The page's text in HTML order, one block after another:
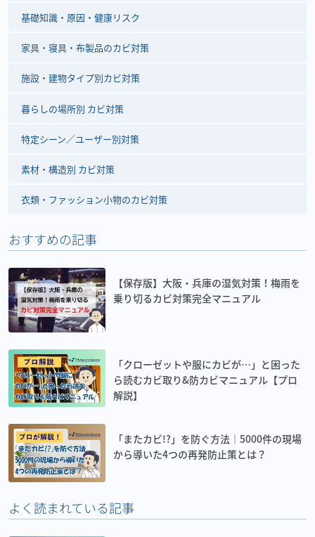
基礎知識・原因・健康リスク
家具・寝具・布製品のカビ対策
施設・建物タイプ別カビ対策
暮らしの場所別 カビ対策
特定シーン／ユーザー別対策
素材・構造別 カビ対策
衣類・ファッション小物のカビ対策
おすすめの記事
【保存版】大阪・兵庫の湿気対策！梅雨を
乗り切るカビ対策完全マニュアル
「クローゼットや服にカビが…」と困った
ら読むカビ取り&防カビマニュアル【プロ
解説】
「またカビ!?」を防ぐ方法｜5000件の現場
から導いた4つの再発防止策とは？
よく読まれている記事